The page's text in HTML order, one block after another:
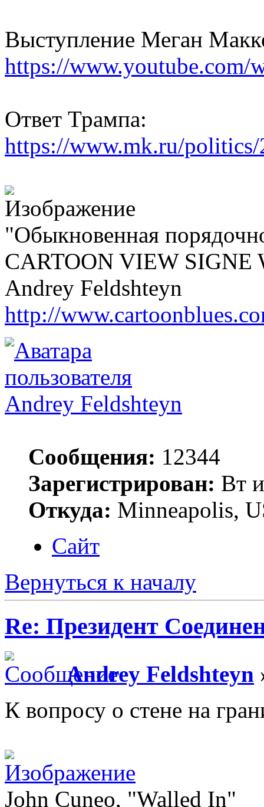
Выступление Меган
https://
Ответ Трампа:
https://www.mk.ru/
"Обыкновенная
CARTOON VIEW SIGNE
Andrey Feldshteyn
http://
Andrey Feldshteyn
Сообщения: 12344
Зарегистрирован: Вт
Откуда: Minneapolis,
Сайт
Вернуться к началу
Re: Президент
Andrey Feldshteyn
К вопросу о стене на
John Cuneo, "Walled In"